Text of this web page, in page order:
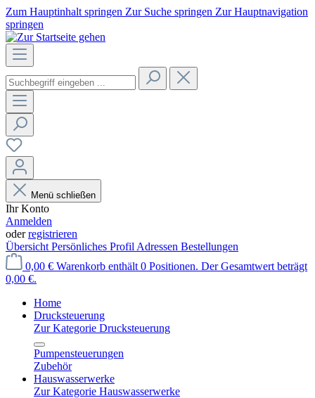
Zum Hauptinhalt springen Zur Suche springen Zur Hauptnavigation
springen
Menü schließen
Ihr Konto
Anmelden
oderregistrieren
Übersicht Persönliches Profil Adressen Bestellungen
0,00 € Warenkorb enthält 0 Positionen. Der Gesamtwert beträgt
0,00 €.
Home
Drucksteuerung
Zur Kategorie Drucksteuerung
Pumpensteuerungen
Zubehör
Hauswasserwerke
Zur Kategorie Hauswasserwerke